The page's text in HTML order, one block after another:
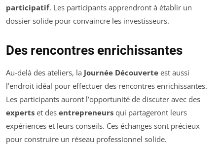
participatif. Les participants apprendront à établir un
dossier solide pour convaincre les investisseurs.
Des rencontres enrichissantes
Au-delà des ateliers, la Journée Découverte est aussi
l’endroit idéal pour effectuer des rencontres enrichissantes.
Les participants auront l’opportunité de discuter avec des
experts et des entrepreneurs qui partageront leurs
expériences et leurs conseils. Ces échanges sont précieux
pour construire un réseau professionnel solide.